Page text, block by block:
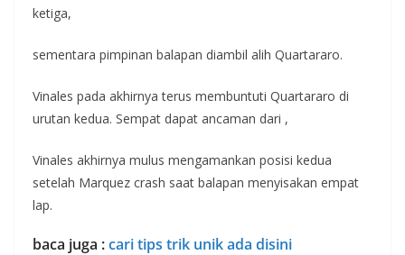
ketiga,
sementara pimpinan balapan diambil alih Quartararo.
Vinales pada akhirnya terus membuntuti Quartararo di
urutan kedua. Sempat dapat ancaman dari ,
Vinales akhirnya mulus mengamankan posisi kedua
setelah Marquez crash saat balapan menyisakan empat
lap.
baca juga :cari tips trik unik ada disini